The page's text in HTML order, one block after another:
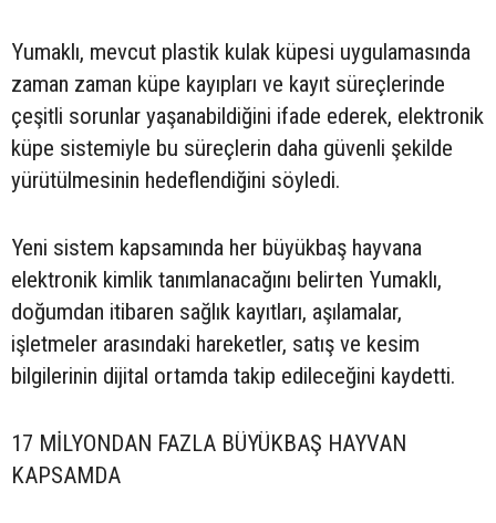
Yumaklı, mevcut plastik kulak küpesi uygulamasında
zaman zaman küpe kayıpları ve kayıt süreçlerinde
çeşitli sorunlar yaşanabildiğini ifade ederek, elektronik
küpe sistemiyle bu süreçlerin daha güvenli şekilde
yürütülmesinin hedeflendiğini söyledi.
Yeni sistem kapsamında her büyükbaş hayvana
elektronik kimlik tanımlanacağını belirten Yumaklı,
doğumdan itibaren sağlık kayıtları, aşılamalar,
işletmeler arasındaki hareketler, satış ve kesim
bilgilerinin dijital ortamda takip edileceğini kaydetti.
17 MİLYONDAN FAZLA BÜYÜKBAŞ HAYVAN
KAPSAMDA